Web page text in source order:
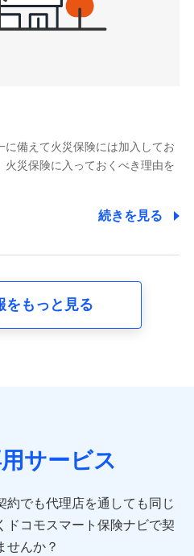
奨するため
の実施のため
合せ内容の正確な把握のため
施するため
業情報の提供業務、契約締結手
ド並びに法人向けASPサー
せ情報
備えて火災保険には加入してお
火災保険に入っておくべき理由を
続きを見る
をもっと見る
サービス
約でも代理店を通しても同じ
ドコモスマート保険ナビで契
せんか？